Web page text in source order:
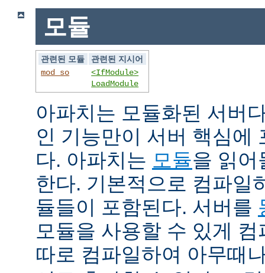
모듈
관련된 모듈
관련된 지시어
mod_so
<IfModule>
LoadModule
아파치는 모듈화된 서버
인 기능만이 서버 핵심에
다. 아파치는 모듈을 읽어
한다. 기본적으로 컴파일
듈들이 포함된다. 서버를
모듈을 사용할 수 있게
따로 컴파일하여 아무때